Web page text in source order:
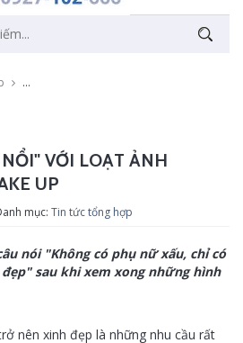
"Không thể tin nổi" với loạt ảnh trước và
VỚI LOẠT ẢNH
UP
mục: Tin tức tổng hợp
nói "Không có phụ nữ xấu, chỉ có
sau khi xem xong những hình
nên xinh đẹp là những nhu cầu rất